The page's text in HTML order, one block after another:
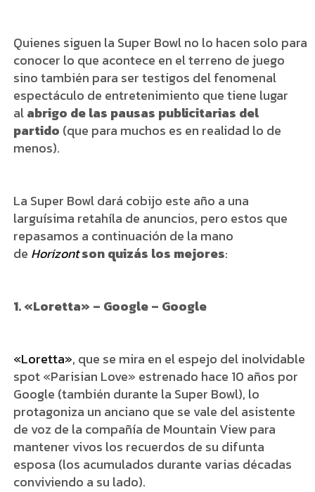
Quienes siguen la Super Bowl no lo hacen solo para
conocer lo que acontece en el terreno de juego
sino también para ser testigos del fenomenal
espectáculo de entretenimiento que tiene lugar
alabrigo de las pausas publicitarias del
partido (que para muchos es en realidad lo de
menos).
La Super Bowl dará cobijo este año a una
larguísima retahíla de anuncios, pero estos que
repasamos a continuación de la mano
de Horizontson quizás los mejores:
1. «Loretta» – Google – Google
«Loretta», que se mira en el espejo del inolvidable
spot «Parisian Love» estrenado hace 10 años por
Google (también durante la Super Bowl), lo
protagoniza un anciano que se vale del asistente
de voz de la compañía de Mountain View para
mantener vivos los recuerdos de su difunta
esposa (los acumulados durante varias décadas
conviviendo a su lado).